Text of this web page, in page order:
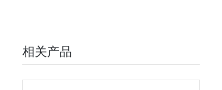
相关产品